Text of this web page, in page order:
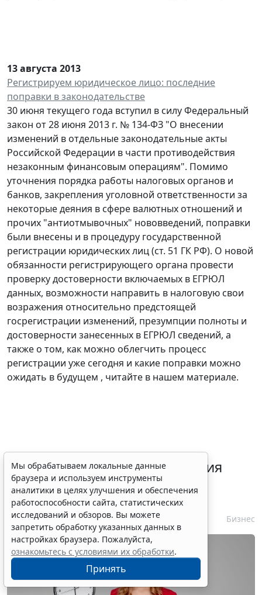
13 августа 2013
Регистрируем юридическое лицо: последние
поправки в законодательстве
30 июня текущего года вступил в силу Федеральный
закон от 28 июня 2013 г. № 134-ФЗ "О внесении
изменений в отдельные законодательные акты
Российской Федерации в части противодействия
незаконным финансовым операциям". Помимо
уточнения порядка работы налоговых органов и
банков, закрепления уголовной ответственности за
некоторые деяния в сфере валютных отношений и
прочих "антиотмывочных" нововведений, поправки
были внесены и в процедуру государственной
регистрации юридических лиц (ст. 51 ГК РФ). О новой
обязанности регистрирующего органа провести
проверку достоверности включаемых в ЕГРЮЛ
данных, возможности направить в налоговую свои
возражения относительно предстоящей
госрегистрации изменений, презумпции полноты и
достоверности занесенных в ЕГРЮЛ сведений, а
также о том, как можно облегчить процесс
регистрации уже сегодня и какие поправки можно
ожидать в будущем , читайте в нашем материале.
Срок согласования заключения
контракта с единственным
контрагентом сократили
7 августа 2026 16:55 Бизнес
Мы обрабатываем локальные данные
браузера и используем инструменты
аналитики в целях улучшения и обеспечения
работоспособности сайта, статистических
исследований и обзоров. Вы можете
запретить обработку указанных данных в
настройках браузера. Пожалуйста,
ознакомьтесь с условиями их обработки.
Принять